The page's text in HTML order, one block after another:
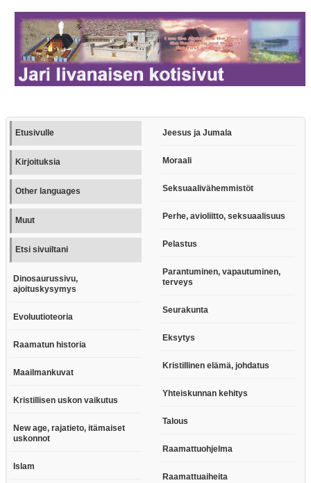
Etusivulle
Kirjoituksia
Other languages
Muut
Etsi sivuiltani
Dinosaurussivu,
ajoituskysymys
Evoluutioteoria
Raamatun historia
Maailmankuvat
Kristillisen uskon vaikutus
New age, rajatieto, itämaiset
uskonnot
Islam
Jeesus ja Jumala
Moraali
Seksuaalivähemmistöt
Perhe, avioliitto, seksuaalisuus
Pelastus
Parantuminen, vapautuminen,
terveys
Seurakunta
Eksytys
Kristillinen elämä, johdatus
Yhteiskunnan kehitys
Talous
Raamattuohjelma
Raamattuaiheita